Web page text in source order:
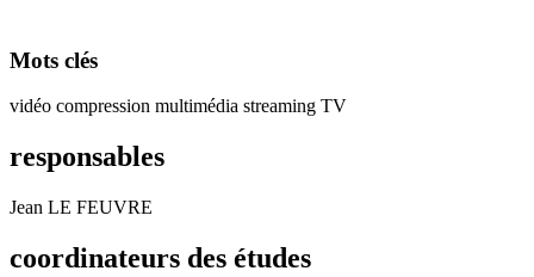
Mots clés
vidéo compression multimédia streaming TV
responsables
Jean LE FEUVRE
coordinateurs des études